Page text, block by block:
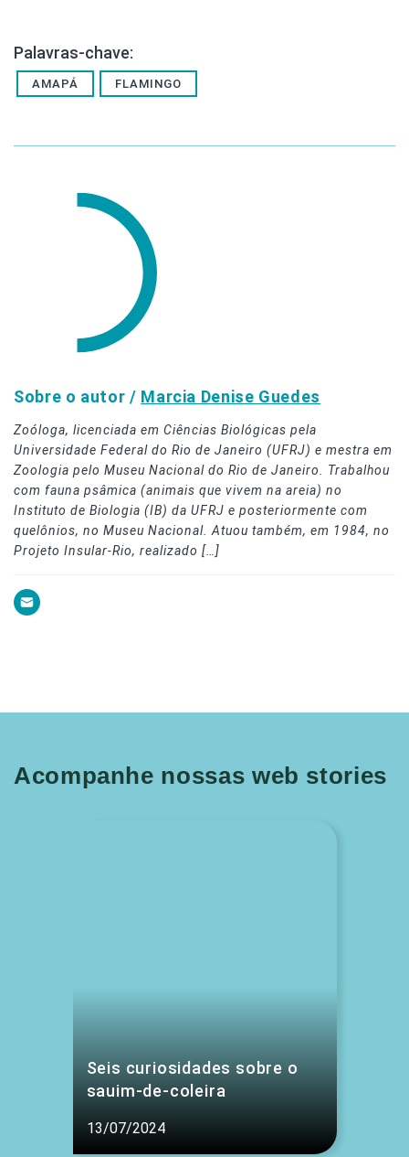
Palavras-chave:
AMAPÁ FLAMINGO
Sobre o autor / Marcia Denise Guedes
Zoóloga, licenciada em Ciências Biológicas pela
Universidade Federal do Rio de Janeiro (UFRJ) e mestra em
Zoologia pelo Museu Nacional do Rio de Janeiro. Trabalhou
com fauna psâmica (animais que vivem na areia) no
Instituto de Biologia (IB) da UFRJ e posteriormente com
quelônios, no Museu Nacional. Atuou também, em 1984, no
Projeto Insular-Rio, realizado […]
Acompanhe nossas web stories
Seis curiosidades sobre o
sauim-de-coleira
13/07/2024